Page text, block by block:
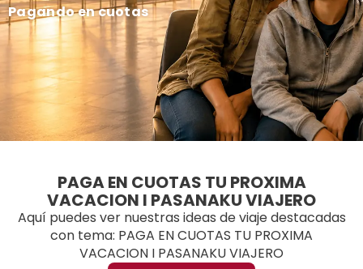
Pagando en cuotas
PAGA EN CUOTAS TU PROXIMA
VACACION I PASANAKU VIAJERO
Aquí puedes ver nuestras ideas de viaje destacadas
con tema: PAGA EN CUOTAS TU PROXIMA
VACACION I PASANAKU VIAJERO